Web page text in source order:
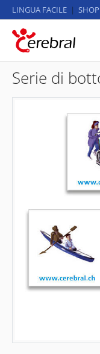
LINGUA FACILE SHOP
Serie di